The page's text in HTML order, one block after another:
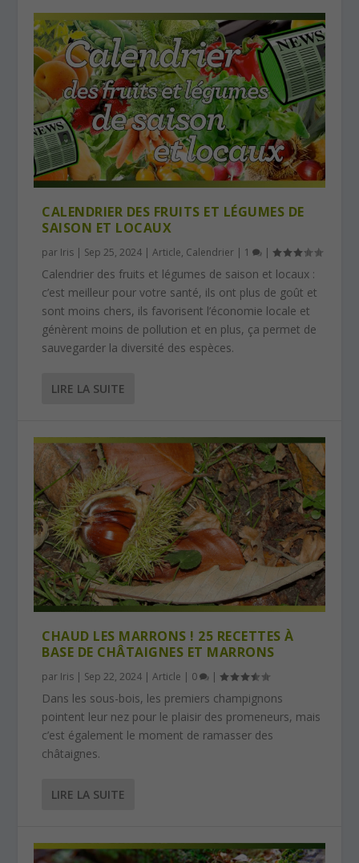
CALENDRIER DES FRUITS ET LÉGUMES DE
SAISON ET LOCAUX
par Iris | Sep 25, 2024 |Article, Calendrier | 1 |
Calendrier des fruits et légumes de saison et locaux :
c’est meilleur pour votre santé, ils ont plus de goût et
sont moins chers, ils favorisent l’économie locale et
génèrent moins de pollution et en plus, ça permet de
sauvegarder la diversité des espèces.
LIRE LA SUITE
CHAUD LES MARRONS ! 25 RECETTES À
BASE DE CHÂTAIGNES ET MARRONS
par Iris | Sep 22, 2024 |Article | 0 |
Dans les sous-bois, les premiers champignons
pointent leur nez pour le plaisir des promeneurs, mais
c’est également le moment de ramasser des
châtaignes.
LIRE LA SUITE